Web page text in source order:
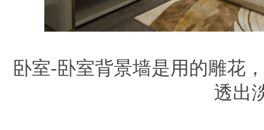
卧室-卧室背景墙是用的雕花
透出